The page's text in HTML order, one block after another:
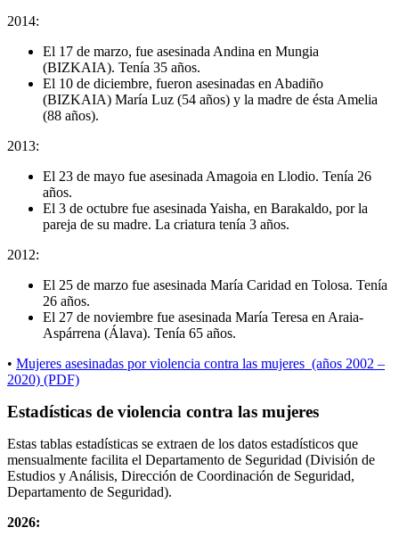
2014:
El 17 de marzo, fue asesinada Andina en Mungia
(BIZKAIA). Tenía 35 años.
El 10 de diciembre, fueron asesinadas en Abadiño
(BIZKAIA) María Luz (54 años) y la madre de ésta Amelia
(88 años).
2013:
El 23 de mayo fue asesinada Amagoia en Llodio. Tenía 26
años.
El 3 de octubre fue asesinada Yaisha, en Barakaldo, por la
pareja de su madre. La criatura tenía 3 años.
2012:
El 25 de marzo fue asesinada María Caridad en Tolosa. Tenía
26 años.
El 27 de noviembre fue asesinada María Teresa en Araia-
Aspárrena (Álava). Tenía 65 años.
• Mujeres asesinadas por violencia contra las mujeres (años 2002 –
2020) (PDF)
Estadísticas de violencia contra las mujeres
Estas tablas estadísticas se extraen de los datos estadísticos que
mensualmente facilita el Departamento de Seguridad (División de
Estudios y Análisis, Dirección de Coordinación de Seguridad,
Departamento de Seguridad).
2026: